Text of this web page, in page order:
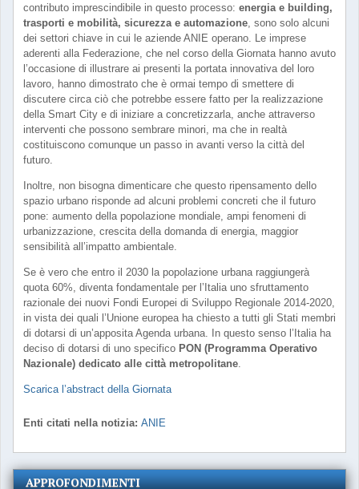
contributo imprescindibile in questo processo: energia e building,
trasporti e mobilità, sicurezza e automazione, sono solo alcuni
dei settori chiave in cui le aziende ANIE operano. Le imprese
aderenti alla Federazione, che nel corso della Giornata hanno avuto
l’occasione di illustrare ai presenti la portata innovativa del loro
lavoro, hanno dimostrato che è ormai tempo di smettere di
discutere circa ciò che potrebbe essere fatto per la realizzazione
della Smart City e di iniziare a concretizzarla, anche attraverso
interventi che possono sembrare minori, ma che in realtà
costituiscono comunque un passo in avanti verso la città del
futuro.
Inoltre, non bisogna dimenticare che questo ripensamento dello
spazio urbano risponde ad alcuni problemi concreti che il futuro
pone: aumento della popolazione mondiale, ampi fenomeni di
urbanizzazione, crescita della domanda di energia, maggior
sensibilità all’impatto ambientale.
Se è vero che entro il 2030 la popolazione urbana raggiungerà
quota 60%, diventa fondamentale per l’Italia uno sfruttamento
razionale dei nuovi Fondi Europei di Sviluppo Regionale 2014-2020,
in vista dei quali l’Unione europea ha chiesto a tutti gli Stati membri
di dotarsi di un’apposita Agenda urbana. In questo senso l’Italia ha
deciso di dotarsi di uno specifico PON (Programma Operativo
Nazionale) dedicato alle città metropolitane.
Scarica l’abstract della Giornata
Enti citati nella notizia: ANIE
APPROFONDIMENTI